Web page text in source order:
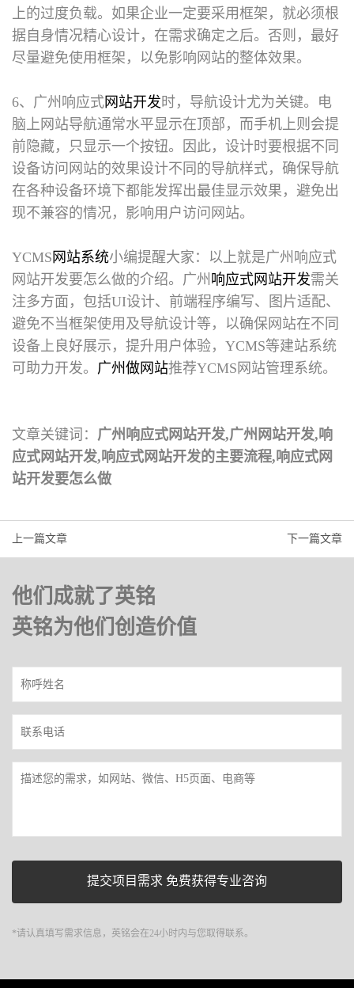
上的过度负载。如果企业一定要采用框架，就必须根
据自身情况精心设计，在需求确定之后。否则，最好
尽量避免使用框架，以免影响网站的整体效果。
6、广州响应式网站开发时，导航设计尤为关键。电
脑上网站导航通常水平显示在顶部，而手机上则会提
前隐藏，只显示一个按钮。因此，设计时要根据不同
设备访问网站的效果设计不同的导航样式，确保导航
在各种设备环境下都能发挥出最佳显示效果，避免出
现不兼容的情况，影响用户访问网站。
YCMS 网站系统小编提醒大家：以上就是广州响应式
网站开发要怎么做的介绍。广州 响应式网站开发需关
注多方面，包括UI设计、前端程序编写、图片适配、
避免不当框架使用及导航设计等，以确保网站在不同
设备上良好展示，提升用户体验，YCMS等建站系统
可助力开发。 广州做网站推荐YCMS网站管理系统。
文章关键词： 广州响应式网站开发,广州网站开发,响
应式网站开发,响应式网站开发的主要流程,响应式网
站开发要怎么做
上一篇文章 下一篇文章
他们成就了英铭
英铭为他们创造价值
*请认真填写需求信息，英铭会在24小时内与您取得联系。